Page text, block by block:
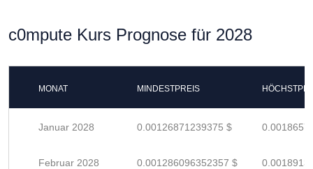
c0mpute Kurs Prognose für 2028
MONAT MINDESTPREIS
Januar 2028 0.00126871239375 $
Februar 2028 0.001286096352357 $